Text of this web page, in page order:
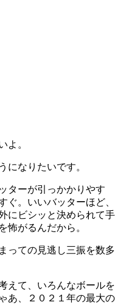
よ。
なりたいです。
ターが引っかかりやす
ぐ。いいバッターほど、
にビシッと決められて手
怖がるんだから。
っての見逃し三振を数多
えて、いろんなボールを
あ、２０２１年の最大の